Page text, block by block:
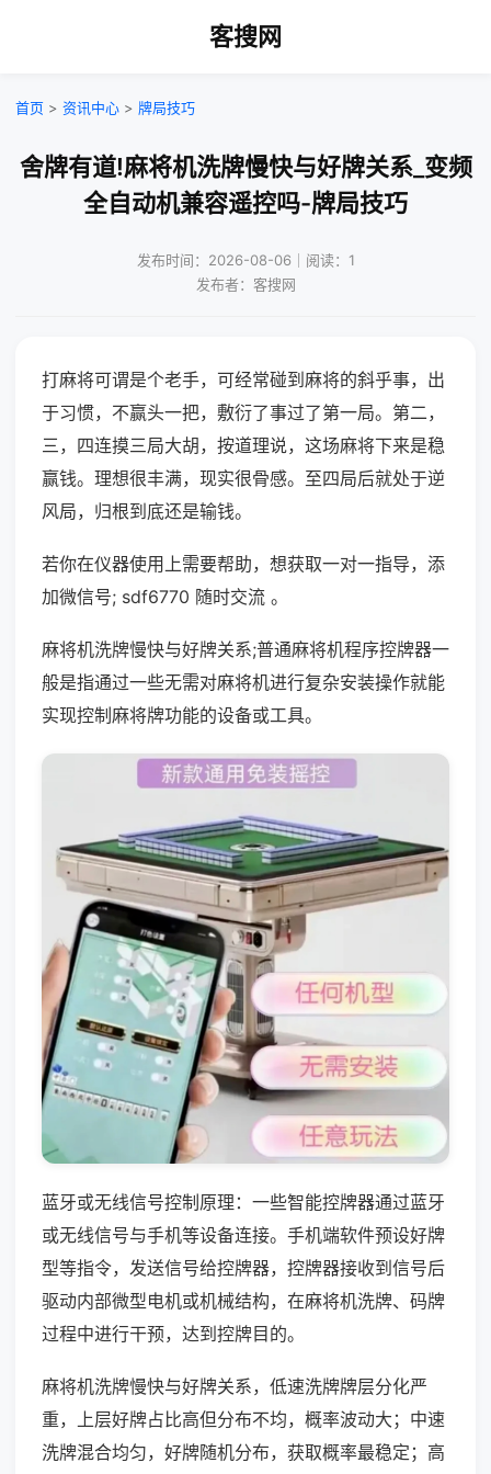
客搜网
首页 > 资讯中心 > 牌局技巧
舍牌有道!麻将机洗牌慢快与好牌关系_变频
全自动机兼容遥控吗-牌局技巧
发布时间：2026-08-06｜阅读：1
发布者：客搜网
打麻将可谓是个老手，可经常碰到麻将的斜乎事，出
于习惯，不赢头一把，敷衍了事过了第一局。第二，
三，四连摸三局大胡，按道理说，这场麻将下来是稳
赢钱。理想很丰满，现实很骨感。至四局后就处于逆
风局，归根到底还是输钱。
若你在仪器使用上需要帮助，想获取一对一指导，添
加微信号; sdf6770 随时交流 。
麻将机洗牌慢快与好牌关系;普通麻将机程序控牌器一
般是指通过一些无需对麻将机进行复杂安装操作就能
实现控制麻将牌功能的设备或工具。
蓝牙或无线信号控制原理：一些智能控牌器通过蓝牙
或无线信号与手机等设备连接。手机端软件预设好牌
型等指令，发送信号给控牌器，控牌器接收到信号后
驱动内部微型电机或机械结构，在麻将机洗牌、码牌
过程中进行干预，达到控牌目的。
麻将机洗牌慢快与好牌关系，低速洗牌牌层分化严
重，上层好牌占比高但分布不均，概率波动大；中速
洗牌混合均匀，好牌随机分布，获取概率最稳定；高